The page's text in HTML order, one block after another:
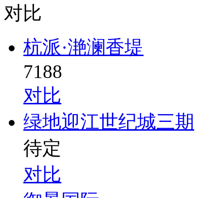
对比
杭派·滟澜香堤
7188
对比
绿地迎江世纪城三期
待定
对比